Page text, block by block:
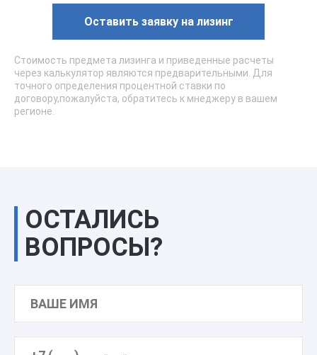
Оставить заявку на лизинг
Стоимость предмета лизинга и приведенные расчеты
через калькулятор являются предварительными. Для
точного определения процентной ставки по
договору,пожалуйста, обратитесь к мнеджеру в вашем
регионе.
ОСТАЛИСЬ
ВОПРОСЫ?